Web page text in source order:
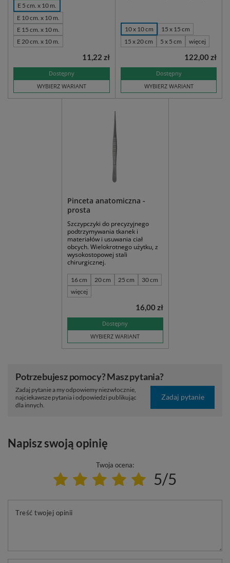
E 5 cm. x 10 m.
E 10 cm. x 10 m.
E 15 cm. x 10 m.
E 20 cm. x 10 m.
Dostępny
WYBIERZ WARIANT
11,22 zł
10 x 10 cm
15 x 15 cm
15 x 20 cm
5 x 5 cm więcej
Dostępny
WYBIERZ WARIANT
122,00 zł
Pinceta anatomiczna -
prosta
Szczypczyki do precyzyjnego
podtrzymywania tkanek i
materiałów i usuwania ciał
obcych. Wielokrotnego użytku, z
wysokostopowej stali
chirurgicznej.
16 cm 20 cm 25 cm
30 cm
więcej
Dostępny
WYBIERZ WARIANT
16,00 zł
Potrzebujesz pomocy? Masz pytania?
Zadaj pytanie a my odpowiemy niezwłocznie,
najciekawsze pytania i odpowiedzi publikując
dla innych.
Zadaj pytanie
Napisz swoją opinię
Twoja ocena:
5/5
Treść twojej opinii